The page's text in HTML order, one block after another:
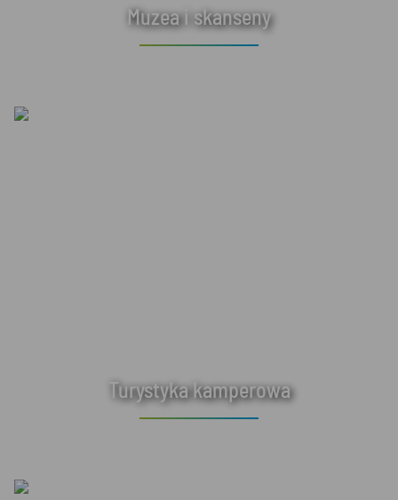
Muzea i skanseny
Turystyka kamperowa